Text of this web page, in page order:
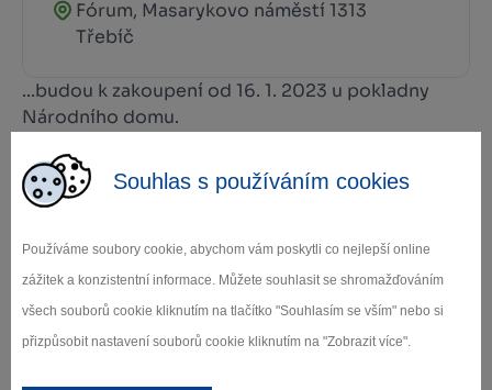
Souhlas s používáním cookies
Používáme soubory cookie, abychom vám poskytli co nejlepší online
zážitek a konzistentní informace. Můžete souhlasit se shromažďováním
všech souborů cookie kliknutím na tlačítko "Souhlasím se vším" nebo si
přizpůsobit nastavení souborů cookie kliknutím na "Zobrazit více".
Fórum, Masarykovo náměstí 1313
Třebíč
...budou k zakoupení od 16. 1. 2023 u pokladny
Národního domu.
Zamilujte si Vysočinu
Přihlaste se k odběru našeho newsletteru